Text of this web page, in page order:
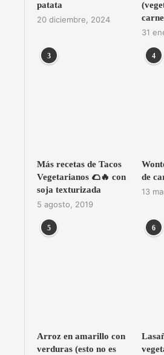
patata
20 diciembre, 2024
31
3
Más recetas de Tacos
Vegetarianos 🌮🔥 con
soja texturizada
5 agosto, 2019
4
de
13
5
Arroz en amarillo con
verduras (esto no es
6